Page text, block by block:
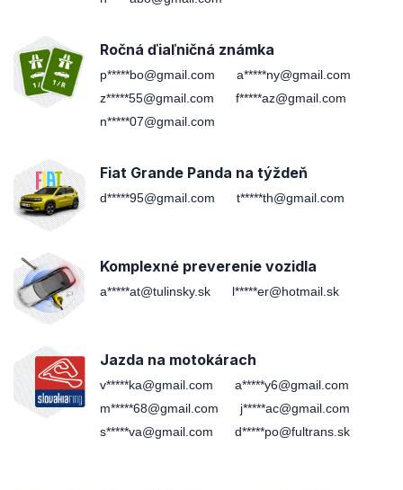
Ročná ďiaľničná známka
p*****bo@gmail.com
a*****ny@gmail.com
z*****55@gmail.com
f*****az@gmail.com
n*****07@gmail.com
Fiat Grande Panda na týždeň
d*****95@gmail.com t*****th@gmail.com
Komplexné preverenie vozidla
a*****at@tulinsky.sk l*****er@hotmail.sk
Jazda na motokárach
v*****ka@gmail.com
a*****y6@gmail.com
m*****68@gmail.com
j*****ac@gmail.com
s*****va@gmail.com
d*****po@fultrans.sk